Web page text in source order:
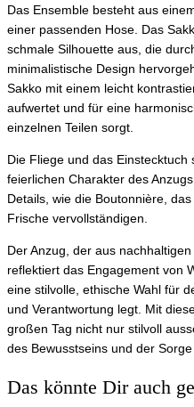
Das Ensemble besteht aus
einer passenden Hose. Das
schmale Silhouette aus, die
minimalistische Design
Sakko mit einem leicht
aufwertet und für eine
einzelnen Teilen sorgt.
Die Fliege und das
feierlichen Charakter des
Details, wie die Boutonnière,
Frische vervollständigen.
Der Anzug, der aus
reflektiert das Engagement von
eine stilvolle, ethische Wahl für
und Verantwortung legt. Mit
großen Tag nicht nur stilvoll
des Bewusstseins und der
Das könnte Dir auch